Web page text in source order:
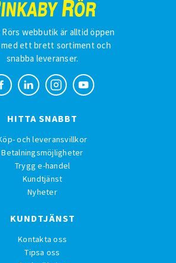
Rörs webbutik är alltid öppen
ett brett sortiment och
snabba leveranser.
HITTA SNABBT
och leveransvillkor
Betalningsmöjligheter
Trygg e-handel
Kundtjänst
Nyheter
KUNDTJÄNST
Kontakta oss
Tipsa oss